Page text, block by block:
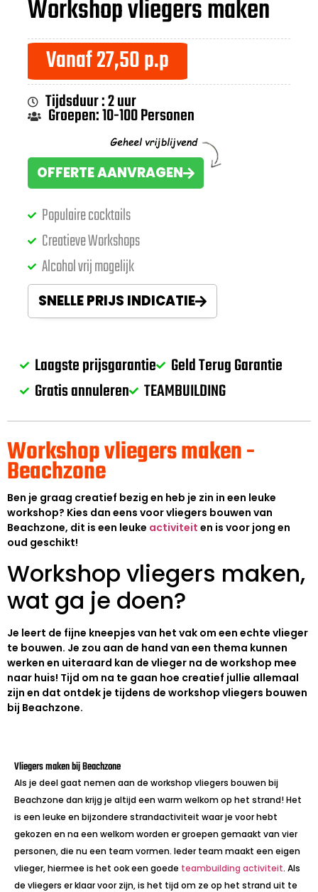
Workshop vliegers maken
Vanaf 27,50 p.p
Tijdsduur : 2 uur
Groepen: 10-100 Personen
OFFERTE AANVRAGEN
Populaire cocktails
Creatieve Workshops
Alcohol vrij mogelijk
SNELLE PRIJS INDICATIE
Laagste prijsgarantie
Geld Terug Garantie
Gratis annuleren TEAMBUILDING
Workshop vliegers maken -
Beachzone
Ben je graag creatief bezig en heb je zin in een leuke
workshop? Kies dan eens voor vliegers bouwen van
Beachzone, dit is een leuke activiteit en is voor jong en
oud geschikt!
Workshop vliegers maken,
wat ga je doen?
Je leert de fijne kneepjes van het vak om een echte vlieger
te bouwen. Je zou aan de hand van een thema kunnen
werken en uiteraard kan de vlieger na de workshop mee
naar huis! Tijd om na te gaan hoe creatief jullie allemaal
zijn en dat ontdek je tijdens de workshop vliegers bouwen
bij Beachzone.
Vliegers maken bij Beachzone
Als je deel gaat nemen aan de workshop vliegers bouwen bij
Beachzone dan krijg je altijd een warm welkom op het strand! Het
is een leuke en bijzondere strandactiviteit waar je voor hebt
gekozen en na een welkom worden er groepen gemaakt van vier
personen, die nu een team vormen. Ieder team maakt een eigen
vlieger, hiermee is het ook een goede teambuilding activiteit. Als
de vliegers er klaar voor zijn, is het tijd om ze op het strand uit te